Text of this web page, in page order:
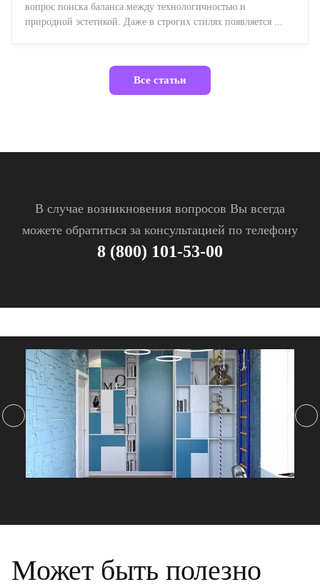
вопрос поиска баланса между технологичностью и
природной эстетикой. Даже в строгих стилях появляется ...
Все статьи
В случае возникновения вопросов Вы всегда
можете обратиться за консультацией по телефону
8 (800) 101-53-00
Может быть полезно